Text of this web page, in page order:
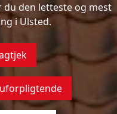
den letteste og mest
i Ulsted.